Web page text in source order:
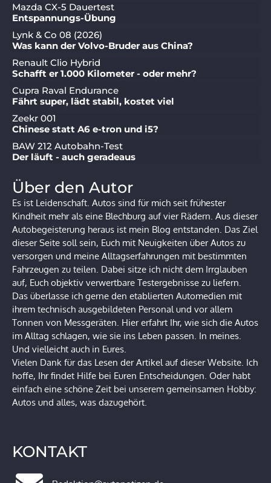
Mazda CX-5 Dauertest
Entspannungs-Übung
Lynk & Co 08 (2026)
Was kann der Volvo-Bruder aus China?
Renault Clio Hybrid
Schafft er 1.000 Kilometer - oder mehr?
Cupra Raval Endurance
Fährt super, lädt stabil, kostet viel
Zeekr 001
Chinese statt A6 e-tron und i5?
BAW 212 Autobahn-Test
Der läuft - auch geradeaus
Über den Autor
Es ist Leidenschaft. Autos sind für mich seit frühester
Kindheit mehr als eine Blechburg auf vier Rädern. Aus dieser
Autobegeisterung heraus ist mein Blog entstanden. Das Ziel
dieser Seite soll sein, Euch mit Neuigkeiten über Autos zu
versorgen und meine Alltagserfahrungen mit bestimmten
Fahrzeugen zu teilen. Dabei sitze ich nicht dem Irrglauben
auf, Euch objektiv verwertbare Testergebnisse zu liefern.
Das überlasse ich gerne den etablierten Automedien mit
ihrem technisch ausgebildeten Personal und vor allem
Tonnen von Messgeräten. Hier erfahrt Ihr, wie sich die Autos
im Alltag schlagen, wie sie ins Leben passen. In meines.
Und vielleicht auch in Eures.
Vielen Dank für das Lesen der Artikel auf dieser Website. Ich
hoffe, Ihr findet Hilfe bei Euren Entscheidungen. Oder habt
einfach eine schöne Zeit bei unserem gemeinsamen Hobby:
Autos und alles, was dazugehört.
KONTAKT